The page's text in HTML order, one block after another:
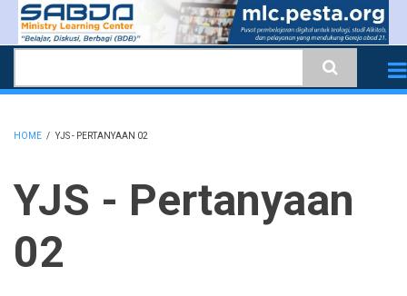
Skip
content
HOME / YJS - PERTANYAAN 02
YJS - Pertanyaan
02